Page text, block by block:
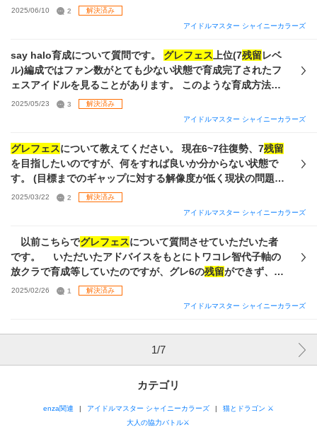
クショになります。 ①GRADの周回方法、編成、exスキルの
種類、必ずLv5で取っておいた方がいいノウハウ、周回の際
が発現するまでひたすら周回という認識であっているのか。
②STEPでの圧縮・剥がしの方法、現在、STEPでの育成やノ
ウハウ本の為の周回は必要なのか。 ③SayHaloでの立ち回
り、取得必須ノウハウ等 超基本的な質問ばかりですみませ
ん。アドバイスいただけると助かります。よろしくお願いし
ルラン◯◎ leaderなど各種⚪︎◎ パフェ ロマン タフネス アイ
ドル Halo３種 総合能力強化 施設 施設＋ 火力が足りず、6で
ンターにテコ入れできるような編成があれば教えていただき
たいです
2025/06/10 2
解決済み
アイドルマスター シャイニーカラーズ
say halo育成について質問です。 グレフェス 上位(7残留レベ
ル)編成ではファン数がとても少ない状態で育成完了されたフ
ェスアイドルを見ることがあります。 このような育成方法は
ファン数を増加させる形式の育成と比較した場合どのような
狙いや手法で育成されているのでしょうか？
2025/05/23 3
解決済み
アイドルマスター シャイニーカラーズ
グレフェスについて教えてください。 現在6~7往復勢、7残留
を目指したいのですが、何をすれば良いか分からない状態で
す。 (目標までのギャップに対する解像度が低く現状の問題点
が分からない) 面倒な質問の形で恐縮ですが、自分の現状をお
を目指すに足りない部分を教えて頂ければ
編成とPカード手持ち貼っておきます。 (よく使われているP
カードははるき以外ほぼあると思ってます。) ・Sカード トワ
コレ期間限定共に完凸少なくカードパワー的に足りているの
『say "Halo"』３色2000育成のすすめ」を参考に シーズン2
5~4ターンで上限＋100のライブ（TOP〇〇） 残り３ターン
目指すなら総合4とかするのでしょうか？ ・ノ
アイドル Halo３種 総合能力強化 施設 施設＋ トワコレ（思い
2025/03/22 2
解決済み
アイドルマスター シャイニーカラーズ
以前こちらでグレフェスについて質問させていただいた者
です。 いただいたアドバイスをもとにトワコレ智代子軸の
放クラで育成等していたのですが、グレ6の残留ができず、行
き詰まっているところです。 原因はターンが足りず思い出
砲が打てないこと(デュエットで短縮を試みましたが、事故が
ウにも歌姫,プロダンサー,トップモデルは盛ってあります。
2025/02/26 1
解決済み
アイドルマスター シャイニーカラーズ
1/7
カテゴリ
enza関連 アイドルマスター シャイニーカラーズ
猫とドラゴン ⚔
大人の協力バトル⚔